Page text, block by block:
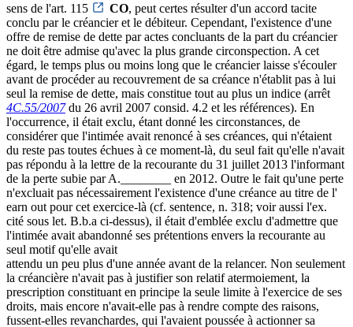
sens de l'art. 115
CO, peut certes résulter d'un accord tacite
conclu par le créancier et le débiteur. Cependant, l'existence d'une
offre de remise de dette par actes concluants de la part du créancier
ne doit être admise qu'avec la plus grande circonspection. A cet
égard, le temps plus ou moins long que le créancier laisse s'écouler
avant de procéder au recouvrement de sa créance n'établit pas à lui
seul la remise de dette, mais constitue tout au plus un indice (arrêt
4C.55/2007du 26 avril 2007 consid. 4.2 et les références). En
l'occurrence, il était exclu, étant donné les circonstances, de
considérer que l'intimée avait renoncé à ses créances, qui n'étaient
du reste pas toutes échues à ce moment-là, du seul fait qu'elle n'avait
pas répondu à la lettre de la recourante du 31 juillet 2013 l'informant
de la perte subie par A.________ en 2012. Outre le fait qu'une perte
n'excluait pas nécessairement l'existence d'une créance au titre de l'
earn out pour cet exercice-là (cf. sentence, n. 318; voir aussi l'ex.
cité sous let. B.b.a ci-dessus), il était d'emblée exclu d'admettre que
l'intimée avait abandonné ses prétentions envers la recourante au
seul motif qu'elle avait
attendu un peu plus d'une année avant de la relancer. Non seulement
la créancière n'avait pas à justifier son relatif atermoiement, la
prescription constituant en principe la seule limite à l'exercice de ses
droits, mais encore n'avait-elle pas à rendre compte des raisons,
fussent-elles revanchardes, qui l'avaient poussée à actionner sa